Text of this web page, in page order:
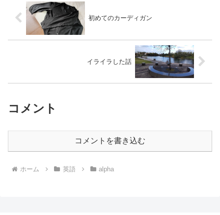
初めてのカーディガン
イライラした話
コメント
コメントを書き込む
ホーム 英語 alpha